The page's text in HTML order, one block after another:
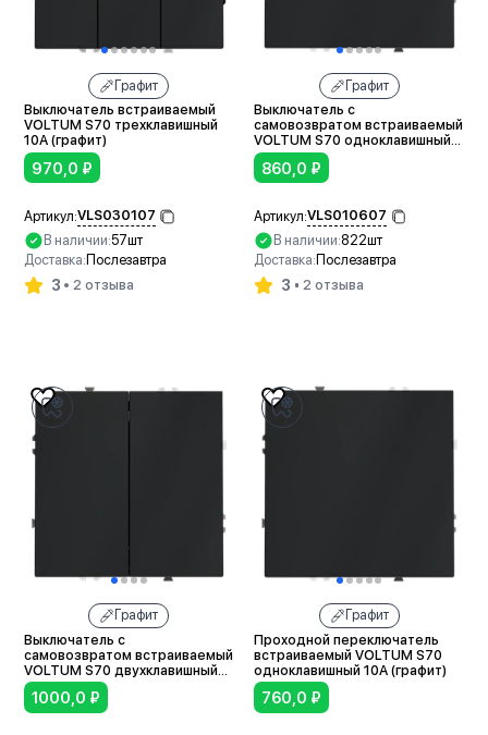
Графит
Выключатель встраиваемый
VOLTUM S70 трехклавишный
10А (графит)
970,0 ₽
Артикул:VLS030107
В наличии:57шт
Доставка: Послезавтра
3 2 отзыва
Графит
Выключатель с
самовозвратом встраиваемый
VOLTUM S70 одноклавишный
10А (графит)
860,0 ₽
Артикул:VLS010607
В наличии:822шт
Доставка: Послезавтра
3 2 отзыва
Графит
Выключатель с
самовозвратом встраиваемый
VOLTUM S70 двухклавишный
10А (графит)
1000,0 ₽
Графит
Проходной переключатель
встраиваемый VOLTUM S70
одноклавишный 10А (графит)
760,0 ₽